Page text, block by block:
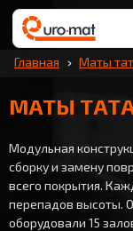
Главная Маты
МАТЫ
Модульная
сборку и замену
всего покрытия.
перепадов высоты.
оборудовали 15